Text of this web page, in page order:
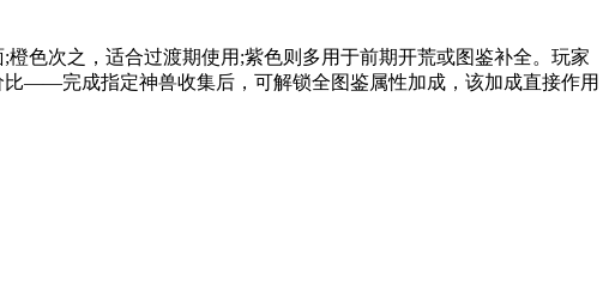
色次之，适合过渡期使用;紫色则多用于前期开荒或图鉴补全。玩家
——完成指定神兽收集后，可解锁全图鉴属性加成，该加成直接作用